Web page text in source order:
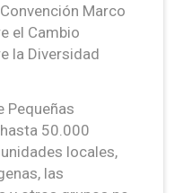
Marco
el Cambio
la Diversidad
Pequeñas
50.000
locales,
las